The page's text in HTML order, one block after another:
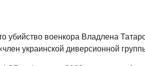
убийство военкора Владлена
украинской диверсионной